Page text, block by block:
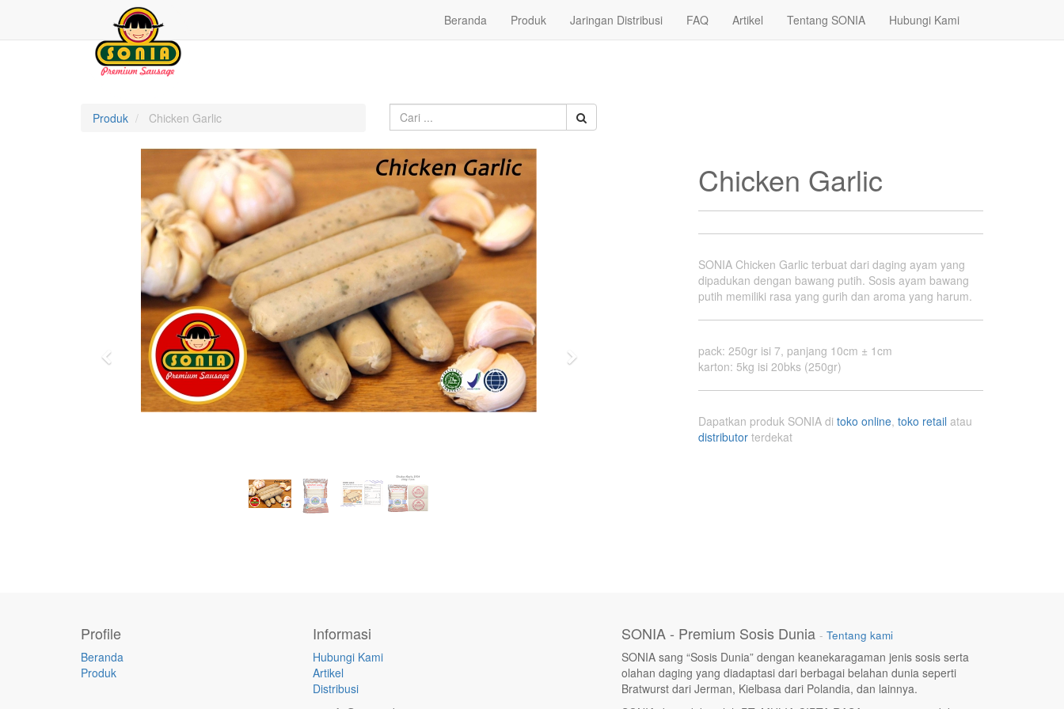
Beranda Produk Jaringan Distribusi FAQ Artikel Tentang SONIA Hubungi Kami
Produk Chicken Garlic
Previous Next
Chicken Garlic
SONIA Chicken Garlic terbuat dari daging ayam yang
dipadukan dengan bawang putih. Sosis ayam bawang
putih memiliki rasa yang gurih dan aroma yang harum.
pack: 250gr isi 7, panjang 10cm ± 1cm
karton: 5kg isi 20bks (250gr)
Dapatkan produk SONIA di toko online, toko retail atau
distributor terdekat
Profile
Beranda
Produk
Informasi
Hubungi Kami
Artikel
Distribusi
SONIA - Premium Sosis Dunia - Tentang kami
SONIA sang “Sosis Dunia” dengan keanekaragaman jenis sosis serta
olahan daging yang diadaptasi dari berbagai belahan dunia seperti
Bratwurst dari Jerman, Kielbasa dari Polandia, dan lainnya.